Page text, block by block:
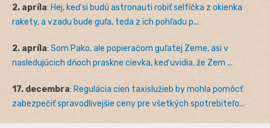
2. apríla: Hej, keď si budú astronauti robiť selfíčka z okienka
rakety, a vzadu bude guľa, teda z ich pohľadu p...
2. apríla: Som Pako, ale popieračom guľatej Zeme, asi v
nasledujúcich dňoch praskne cievka, keď uvidia, že Zem ...
17. decembra: Regulácia cien taxislužieb by mohla pomôcť
zabezpečiť spravodlivejšie ceny pre všetkých spotrebiteľo...